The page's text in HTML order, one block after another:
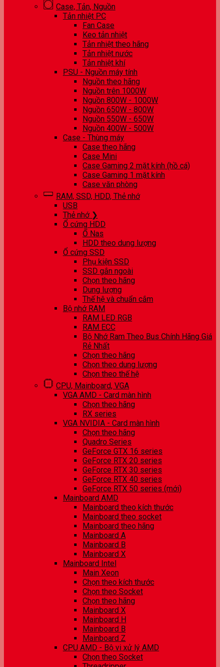
Case, Tản, Nguồn
Tản nhiệt PC
Fan Case
Keo tản nhiệt
Tản nhiệt theo hãng
Tản nhiệt nước
Tản nhiệt khí
PSU - Nguồn máy tính
Nguồn theo hãng
Nguồn trên 1000W
Nguồn 800W - 1000W
Nguồn 650W - 800W
Nguồn 550W - 650W
Nguồn 400W - 500W
Case - Thùng máy
Case theo hãng
Case Mini
Case Gaming 2 mặt kính (hồ cá)
Case Gaming 1 mặt kính
Case văn phòng
RAM, SSD, HDD, Thẻ nhớ
USB
Thẻ nhớ ❯
Ổ cứng HDD
Ổ Nas
HDD theo dung lượng
Ổ cứng SSD
Phụ kiện SSD
SSD gắn ngoài
Chọn theo hãng
Dung lượng
Thế hệ và chuẩn cắm
Bộ nhớ RAM
RAM LED RGB
RAM ECC
Bộ Nhớ Ram Theo Bus Chính Hãng Giá
Rẻ Nhất
Chọn theo hãng
Chọn theo dung lượng
Chọn theo thế hệ
CPU, Mainboard, VGA
VGA AMD - Card màn hình
Chọn theo hãng
RX series
VGA NVIDIA - Card màn hình
Chọn theo hãng
Quadro Series
GeForce GTX 16 series
GeForce RTX 20 series
GeForce RTX 30 series
GeForce RTX 40 series
GeForce RTX 50 series (mới)
Mainboard AMD
Mainboard theo kích thước
Mainboard theo socket
Mainboard theo hãng
Mainboard A
Mainboard B
Mainboard X
Mainboard Intel
Main Xeon
Chọn theo kích thước
Chọn theo Socket
Chọn theo hãng
Mainboard X
Mainboard H
Mainboard B
Mainboard Z
CPU AMD - Bộ vi xử lý AMD
Chọn theo Socket